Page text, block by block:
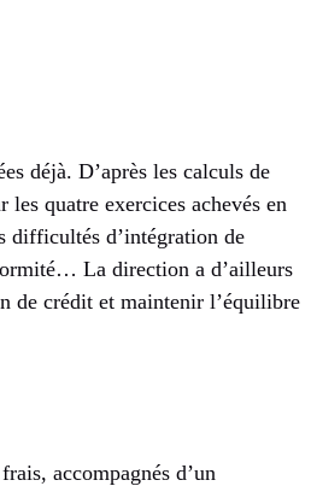
déjà. D’après les calculs de
quatre exercices achevés en
difficultés d’intégration de
La direction a d’ailleurs
de crédit et maintenir l’équilibre
accompagnés d’un